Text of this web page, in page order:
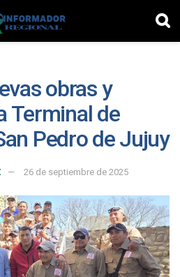
obras y
Terminal de
Pedro de Jujuy
26 de septiembre de 2025